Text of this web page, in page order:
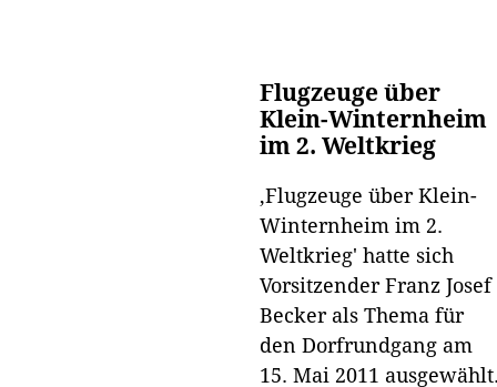
Flugzeuge über
Klein-Winternheim
im 2. Weltkrieg
‚Flugzeuge über Klein-
Winternheim im 2.
Weltkrieg' hatte sich
Vorsitzender Franz Josef
Becker als Thema für
den Dorfrundgang am
15. Mai 2011